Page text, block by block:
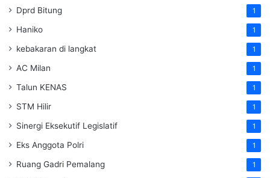
Dprd Bitung 1
Haniko 1
kebakaran di langkat 1
AC Milan 1
Talun KENAS 1
STM Hilir 1
Sinergi Eksekutif Legislatif 1
Eks Anggota Polri 1
Ruang Gadri Pemalang 1